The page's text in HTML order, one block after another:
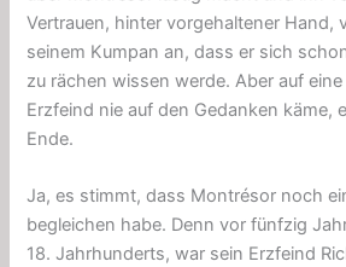
Vertrauen, hinter vorgehaltener Hand,
seinem Kumpan an, dass er sich
zu rächen wissen werde. Aber auf
Erzfeind nie auf den Gedanken käme,
Ende.
Ja, es stimmt, dass Montrésor noch
begleichen habe. Denn vor fünfzig
18. Jahrhunderts, war sein Erzfeind